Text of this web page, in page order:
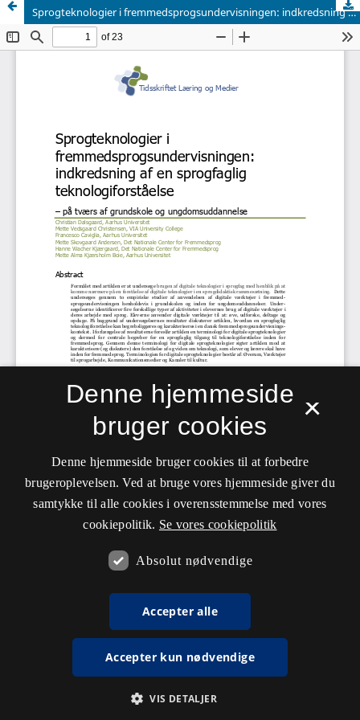
Sprogteknologier i fremmedsprogsundervisningen: indkredsning af en sprogfaglig teknologiforståelse
×
Denne hjemmeside
bruger cookies
Denne hjemmeside bruger cookies til at forbedre
brugeroplevelsen. Ved at bruge vores hjemmeside giver du
samtykke til alle cookies i overensstemmelse med vores
cookiepolitik. Se vores cookiepolitik
Absolut nødvendige
Accepter alle
Accepter kun nødvendige
VIS DETALJER